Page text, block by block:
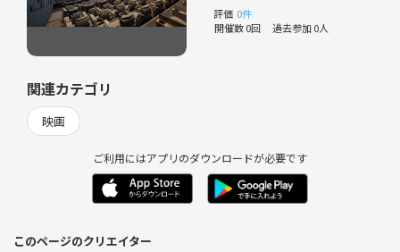
評価 0件
開催数 0回 過去参加 0人
関連カテゴリ
映画
ご利用にはアプリのダウンロードが必要です
このページのクリエイター